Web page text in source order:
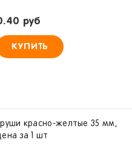
руб
КУПИТЬ
красно-желтые 35 мм,
за 1 шт